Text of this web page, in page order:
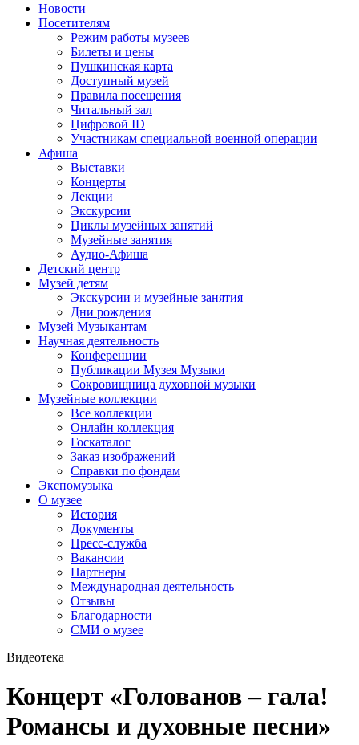
Новости
Посетителям
Режим работы музеев
Билеты и цены
Пушкинская карта
Доступный музей
Правила посещения
Читальный зал
Цифровой ID
Участникам специальной военной операции
Афиша
Выставки
Концерты
Лекции
Экскурсии
Циклы музейных занятий
Музейные занятия
Аудио-Афиша
Детский центр
Музей детям
Экскурсии и музейные занятия
Дни рождения
Музей Музыкантам
Научная деятельность
Конференции
Публикации Музея Музыки
Сокровищница духовной музыки
Музейные коллекции
Все коллекции
Онлайн коллекция
Госкаталог
Заказ изображений
Справки по фондам
Экспомузыка
О музее
История
Документы
Пресс-служба
Вакансии
Партнеры
Международная деятельность
Отзывы
Благодарности
СМИ о музее
Видеотека
Концерт «Голованов – гала!
Романсы и духовные песни»